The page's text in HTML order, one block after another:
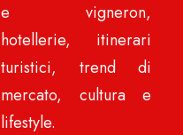
e vigneron,
hotellerie, itinerari
turistici, trend di
mercato, cultura e
lifestyle.